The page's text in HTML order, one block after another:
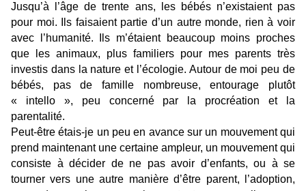
Jusqu’à l’âge de trente ans, les bébés n’existaient pas
pour moi.
Ils faisaient partie d’un autre monde, rien à voir
avec l’humanité.
Ils m’étaient beaucoup moins proches
que les animaux, plus familiers pour mes parents très
investis dans la nature et l’écologie. Autour de moi peu de
bébés, pas de famille nombreuse, entourage plutôt
« intello », peu concerné par la procréation et la
parentalité.
Peut-être étais-je un peu en avance sur un mouvement qui
prend maintenant une certaine ampleur, un mouvement qui
consiste à décider de ne pas avoir d’enfants, ou à se
tourner vers une autre manière d’être parent, l’adoption,